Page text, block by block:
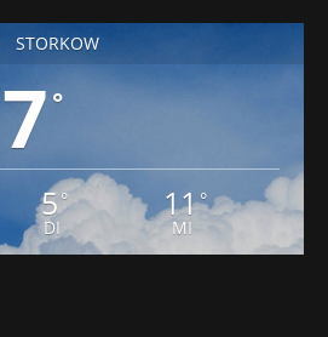
STORKOW
7°
5°
DI
11°
MI